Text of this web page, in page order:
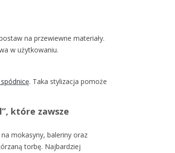
na przewiewne materiały.
w użytkowaniu.
. Taka stylizacja pomoże
które zawsze
mokasyny, baleriny oraz
torbę. Najbardziej